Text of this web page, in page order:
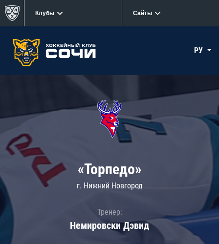
Клубы Сайты
РУ
«Торпедо»
г. Нижний Новгород
Тренер:
Немировски Дэвид